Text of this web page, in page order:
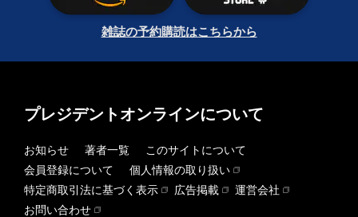
雑誌の予約購読はこちらから
プレジデントオンラインについて
お知らせ 著者一覧
このサイトについて
会員登録について
個人情報の取り扱い
特定商取引法に基づく表示
広告掲載
運営会社
お問い合わせ